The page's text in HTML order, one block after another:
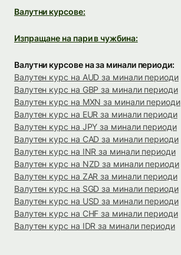
Валутни курсове:
Изпращане на пари в чужбина:
Валутни курсове на за минали периоди:
Валутен курс на AUD за минали периоди
Валутен курс на GBP за минали периоди
Валутен курс на MXN за минали периоди
Валутен курс на EUR за минали периоди
Валутен курс на JPY за минали периоди
Валутен курс на CAD за минали периоди
Валутен курс на INR за минали периоди
Валутен курс на NZD за минали периоди
Валутен курс на ZAR за минали периоди
Валутен курс на SGD за минали периоди
Валутен курс на USD за минали периоди
Валутен курс на CHF за минали периоди
Валутен курс на IDR за минали периоди